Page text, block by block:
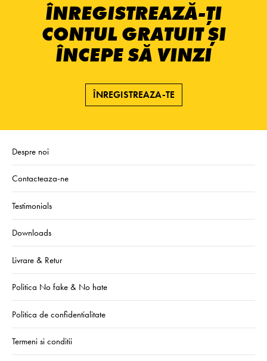
ÎNREGISTREAZĂ-ȚI
CONTUL GRATUIT ȘI
ÎNCEPE SĂ VINZI
ÎNREGISTREAZA-TE
Despre noi
Contacteaza-ne
Testimonials
Downloads
Livrare & Retur
Politica No fake & No hate
Politica de confidentialitate
Termeni si conditii